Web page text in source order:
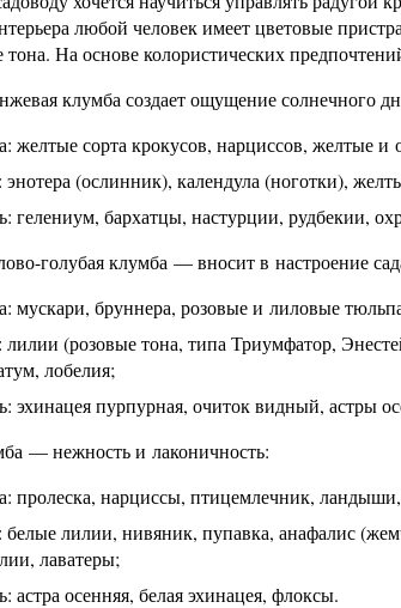
любой человек имеет цветовые
На основе колористических
клумба создает ощущение солнечного
желтые сорта крокусов, нарциссов, желтые
энотера (ослинник), календула (ноготки),
гелениум, бархатцы, настурции, рудбекии,
голубая клумба — вносит в настроение
мускари, бруннера, розовые и лиловые
лилии (розовые тона, типа Триумфатор,
лобелия;
эхинацея пурпурная, очиток видный, астры
— нежность и лаконичность:
пролеска, нарциссы, птицемлечник, ландыши,
белые лилии, нивяник, пупавка, анафалис
лаватеры;
астра осенняя, белая эхинацея, флоксы.